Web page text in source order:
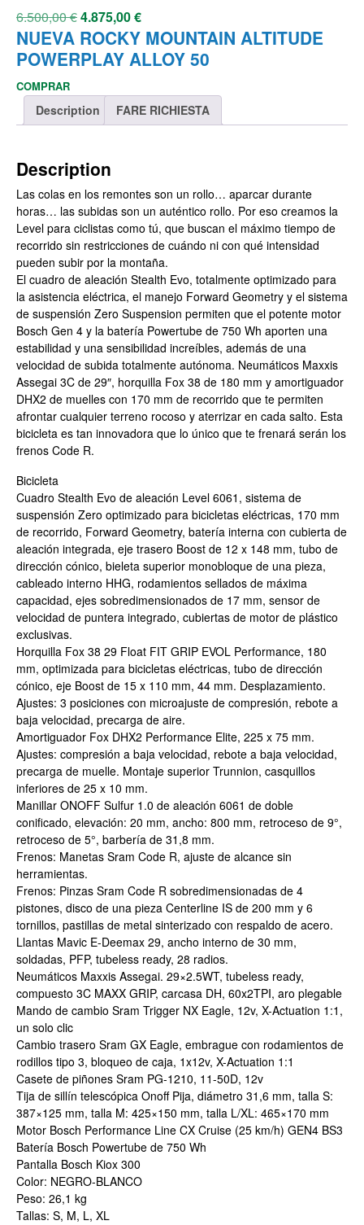
6.500,00€4.875,00€
NUEVA ROCKY MOUNTAIN ALTITUDE
POWERPLAY ALLOY 50
COMPRAR
Description FARE RICHIESTA
Description
Las colas en los remontes son un rollo… aparcar durante
horas… las subidas son un auténtico rollo. Por eso creamos la
Level para ciclistas como tú, que buscan el máximo tiempo de
recorrido sin restricciones de cuándo ni con qué intensidad
pueden subir por la montaña.
El cuadro de aleación Stealth Evo, totalmente optimizado para
la asistencia eléctrica, el manejo Forward Geometry y el sistema
de suspensión Zero Suspension permiten que el potente motor
Bosch Gen 4 y la batería Powertube de 750 Wh aporten una
estabilidad y una sensibilidad increíbles, además de una
velocidad de subida totalmente autónoma. Neumáticos Maxxis
Assegai 3C de 29″, horquilla Fox 38 de 180 mm y amortiguador
DHX2 de muelles con 170 mm de recorrido que te permiten
afrontar cualquier terreno rocoso y aterrizar en cada salto. Esta
bicicleta es tan innovadora que lo único que te frenará serán los
frenos Code R.
Bicicleta
Cuadro Stealth Evo de aleación Level 6061, sistema de
suspensión Zero optimizado para bicicletas eléctricas, 170 mm
de recorrido, Forward Geometry, batería interna con cubierta de
aleación integrada, eje trasero Boost de 12 x 148 mm, tubo de
dirección cónico, bieleta superior monobloque de una pieza,
cableado interno HHG, rodamientos sellados de máxima
capacidad, ejes sobredimensionados de 17 mm, sensor de
velocidad de puntera integrado, cubiertas de motor de plástico
exclusivas.
Horquilla Fox 38 29 Float FIT GRIP EVOL Performance, 180
mm, optimizada para bicicletas eléctricas, tubo de dirección
cónico, eje Boost de 15 x 110 mm, 44 mm. Desplazamiento.
Ajustes: 3 posiciones con microajuste de compresión, rebote a
baja velocidad, precarga de aire.
Amortiguador Fox DHX2 Performance Elite, 225 x 75 mm.
Ajustes: compresión a baja velocidad, rebote a baja velocidad,
precarga de muelle. Montaje superior Trunnion, casquillos
inferiores de 25 x 10 mm.
Manillar ONOFF Sulfur 1.0 de aleación 6061 de doble
conificado, elevación: 20 mm, ancho: 800 mm, retroceso de 9°,
retroceso de 5°, barbería de 31,8 mm.
Frenos: Manetas Sram Code R, ajuste de alcance sin
herramientas.
Frenos: Pinzas Sram Code R sobredimensionadas de 4
pistones, disco de una pieza Centerline IS de 200 mm y 6
tornillos, pastillas de metal sinterizado con respaldo de acero.
Llantas Mavic E-Deemax 29, ancho interno de 30 mm,
soldadas, PFP, tubeless ready, 28 radios.
Neumáticos Maxxis Assegai. 29×2.5WT, tubeless ready,
compuesto 3C MAXX GRIP, carcasa DH, 60x2TPI, aro plegable
Mando de cambio Sram Trigger NX Eagle, 12v, X-Actuation 1:1,
un solo clic
Cambio trasero Sram GX Eagle, embrague con rodamientos de
rodillos tipo 3, bloqueo de caja, 1x12v, X-Actuation 1:1
Casete de piñones Sram PG-1210, 11-50D, 12v
Tija de sillín telescópica Onoff Pija, diámetro 31,6 mm, talla S:
387×125 mm, talla M: 425×150 mm, talla L/XL: 465×170 mm
Motor Bosch Performance Line CX Cruise (25 km/h) GEN4 BS3
Batería Bosch Powertube de 750 Wh
Pantalla Bosch Kiox 300
Color: NEGRO-BLANCO
Peso: 26,1 kg
Tallas: S, M, L, XL